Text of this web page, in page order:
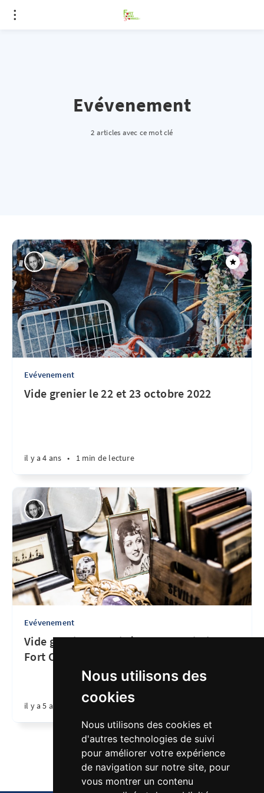
Nous utilisons des
cookies
Nous utilisons des cookies et
d'autres technologies de suivi
pour améliorer votre expérience
de navigation sur notre site, pour
vous montrer un contenu
Evévenement
2 articles avec ce mot clé
Evévenement
Vide grenier le 22 et 23 octobre 2022
il y a 4 ans • 1 min de lecture
Evévenement
Vide grenier organisé par l'association
Fort Comme 3 Pommes
il y a 5 ans 1 min de lecture
Page 1 de 1